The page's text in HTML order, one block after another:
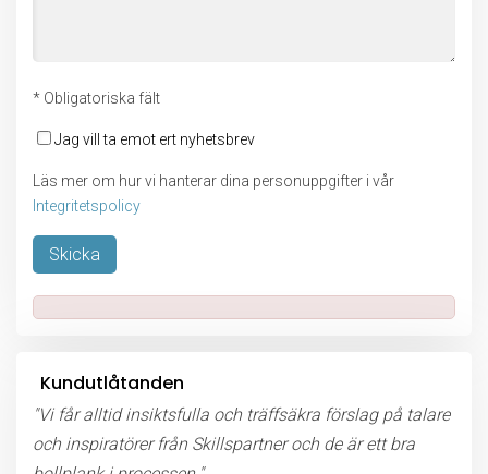
* Obligatoriska fält
Jag vill ta emot ert nyhetsbrev
Läs mer om hur vi hanterar dina personuppgifter i vår
Integritetspolicy
Lämna detta fält tomt.
Kundutlåtanden
"Vi får alltid insiktsfulla och träffsäkra förslag på talare
och inspiratörer från Skillspartner och de är ett bra